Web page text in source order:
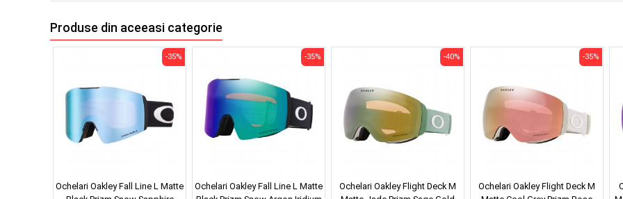
Produse din aceeasi categorie
Ochelari Oakley Fall Line L Matte
-35%
Ochelari Oakley Fall Line L Matte
-35%
Ochelari Oakley Flight Deck M
-40%
Ochelari Oakley Flight Deck M
-35%